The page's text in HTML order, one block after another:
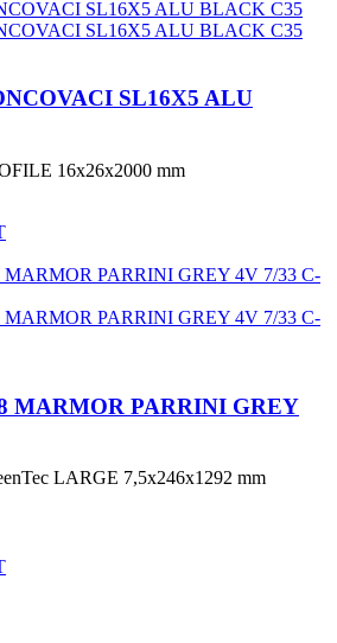
SL16X5 ALU
16x26x2000 mm
MARMOR PARRINI GREY
LARGE 7,5x246x1292 mm